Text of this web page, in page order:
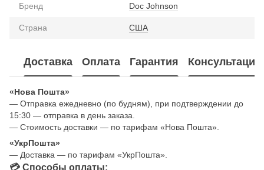
Бренд Doc Johnson
Страна США
Доставка Оплата Гарантия Консультация
«Нова Пошта»
— Отправка ежедневно (по будням), при подтверждении до
15:30 — отправка в день заказа.
— Стоимость доставки — по тарифам «Нова Пошта».
«УкрПошта»
— Доставка — по тарифам «УкрПошта».
💳 Способы оплаты: